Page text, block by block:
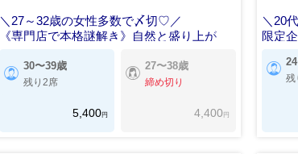
＼27～32歳の女性多数で〆切♡／
《専門店で本格謎解き》自然と盛り上が
30〜39歳
残り2席
5,400円
27〜38歳
締め切り
4,400 円
＼20
限定
残